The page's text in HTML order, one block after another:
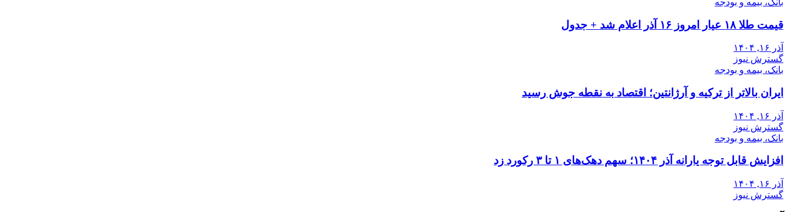
قیمت طلا ۱۸ عیار امروز ۱۶ آذر اعلام شد + جدول
آذر ۱۶, ۱۴۰۴
گسترش نیوز
بانک، بیمه و بودجه
ایران بالاتر از ترکیه و آرژانتین؛ اقتصاد به نقطه جوش رسید
آذر ۱۶, ۱۴۰۴
گسترش نیوز
بانک، بیمه و بودجه
افزایش قابل توجه یارانه آذر ۱۴۰۴؛ سهم دهک‌های ۱ تا ۳ رکورد زد
آذر ۱۶, ۱۴۰۴
گسترش نیوز